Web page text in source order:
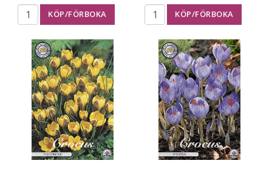
KÖP/FÖRBOKA
KÖP/FÖRBOKA